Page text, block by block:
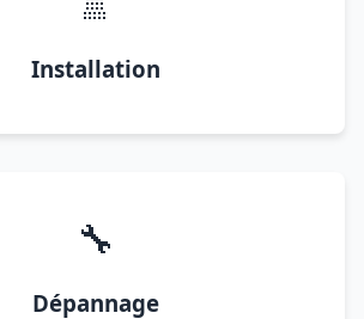
Installation
🔧
Dépannage